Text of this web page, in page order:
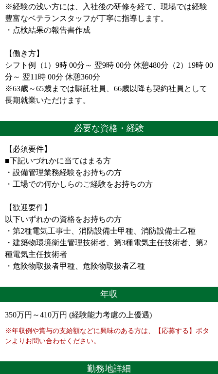
※経験の浅い方には、入社後の研修を経て、現場では経験
豊富なベテランスタッフが丁寧に指導します。
・点検結果の報告書作成
【働き方】
シフト例（1）9時 00分～ 翌9時 00分 休憩480分（2）19時 00
分～ 翌11時 00分 休憩360分
※63歳～65歳までは嘱託社員、66歳以降も契約社員として
長期就業いただけます。
必要な資格・経験
【必須要件】
■下記いづれかに当てはまる方
・設備管理業務経験をお持ちの方
・工場での何かしらのご経験をお持ちの方
【歓迎要件】
以下いずれかの資格をお持ちの方
・第2種電気工事士、消防設備士甲種、消防設備士乙種
・建築物環境衛生管理技術者、第3種電気主任技術者、第2
種電気主任技術者
・危険物取扱者甲種、危険物取扱者乙種
年収
350万円～410万円 (経験能力考慮の上優遇)
※年収例や賞与の支給額などに興味のある方は、【応募する】ボタ
ンよりお問い合わせください。
勤務地詳細